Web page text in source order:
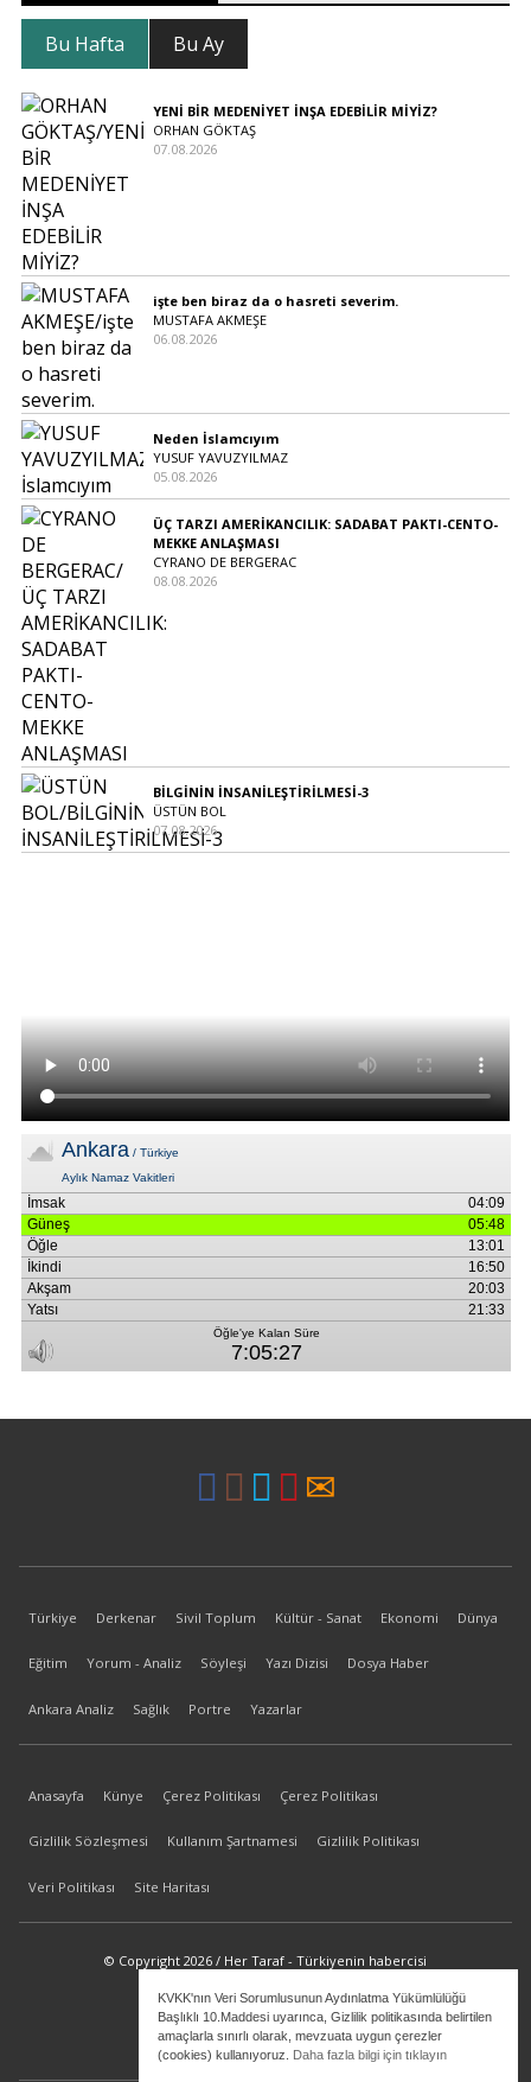
KVKK'nın Veri Sorumlusunun Aydınlatma Yükümlülüğü
Başlıklı 10.Maddesi uyarınca, Gizlilik politikasında belirtilen
amaçlarla sınırlı olarak, mevzuata uygun çerezler
(cookies) kullanıyoruz. Daha fazla bilgi için tıklayın
Bu Hafta Bu Ay
YENİ BİR MEDENİYET İNŞA EDEBİLİR MİYİZ?
ORHAN GÖKTAŞ
07.08.2026
işte ben biraz da o hasreti severim.
MUSTAFA AKMEŞE
06.08.2026
Neden İslamcıyım
YUSUF YAVUZYILMAZ
05.08.2026
ÜÇ TARZI AMERİKANCILIK: SADABAT PAKTI-CENTO-
MEKKE ANLAŞMASI
CYRANO DE BERGERAC
08.08.2026
BİLGİNİN İNSANİLEŞTİRİLMESİ-3
ÜSTÜN BOL
07.08.2026
Türkiye Derkenar Sivil Toplum Kültür - Sanat Ekonomi Dünya
Eğitim Yorum - Analiz Söyleşi Yazı Dizisi Dosya Haber
Ankara Analiz Sağlık Portre Yazarlar
Anasayfa Künye Çerez Politikası Çerez Politikası
Gizlilik Sözleşmesi Kullanım Şartnamesi Gizlilik Politikası
Veri Politikası Site Haritası
© Copyright 2026 / Her Taraf - Türkiyenin habercisi
bilgi@hertaraf.com